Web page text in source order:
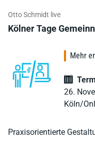
Otto Schmidt live
Kölner Tage
Praxisorientierte
Mehr
26.
Köln/